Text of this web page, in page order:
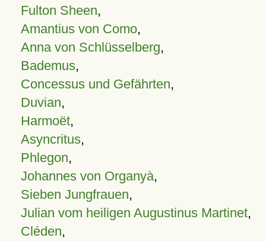
Fulton Sheen,
Amantius von Como,
Anna von Schlüsselberg,
Bademus,
Concessus und Gefährten,
Duvian,
Harmoët,
Asyncritus,
Phlegon,
Johannes von Organyà,
Sieben Jungfrauen,
Julian vom heiligen Augustinus Martinet,
Cléden,